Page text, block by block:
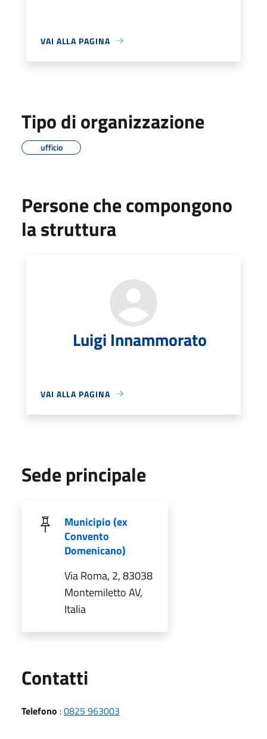
VAI ALLA PAGINA
Tipo di organizzazione
ufficio
Persone che compongono
la struttura
Luigi Innammorato
VAI ALLA PAGINA
Sede principale
Municipio (ex
Convento
Domenicano)
Via Roma, 2, 83038
Montemiletto AV,
Italia
Contatti
Telefono :0825 963003